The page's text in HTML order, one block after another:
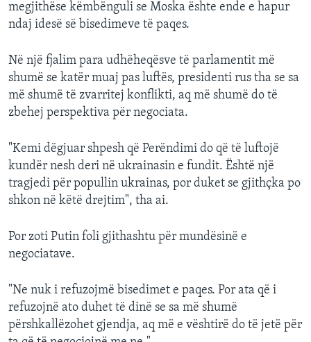
megjithëse këmbënguli se Moska ështe ende e hapur
ndaj idesë së bisedimeve të paqes.
Në një fjalim para udhëheqësve të parlamentit më
shumë se katër muaj pas luftës, presidenti rus tha se sa
më shumë të zvarritej konflikti, aq më shumë do të
zbehej perspektiva për negociata.
"Kemi dëgjuar shpesh që Perëndimi do që të luftojë
kundër nesh deri në ukrainasin e fundit. Është një
tragjedi për popullin ukrainas, por duket se gjithçka po
shkon në këtë drejtim", tha ai.
Por zoti Putin foli gjithashtu për mundësinë e
negociatave.
"Ne nuk i refuzojmë bisedimet e paqes. Por ata që i
refuzojnë ato duhet të dinë se sa më shumë
përshkallëzohet gjendja, aq më e vështirë do të jetë për